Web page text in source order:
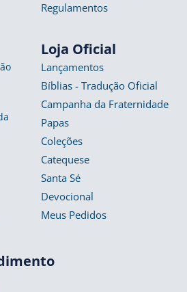
Regulamentos
Loja Oficial
Lançamentos
Bíblias - Tradução Oficial
Campanha da Fraternidade
Papas
Coleções
Catequese
Santa Sé
Devocional
Meus Pedidos